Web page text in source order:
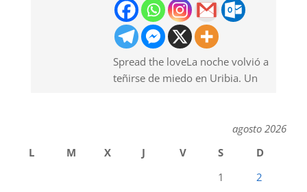
Spread the loveLa noche volvió a
teñirse de miedo en Uribia. Un
agosto 2026
L
M X J V S
D
1
2